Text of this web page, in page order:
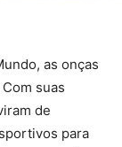
as onças
suas
de
para